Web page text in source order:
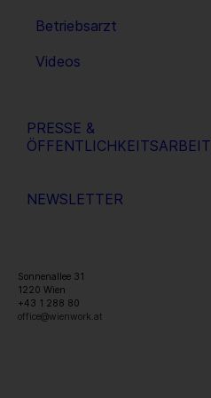
Betriebsarzt
Videos
PRESSE &
ÖFFENTLICHKEITSARBEIT
NEWSLETTER
Sonnenallee 31
1220 Wien
+43 1 288 80
office@wienwork.at